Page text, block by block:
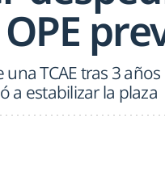
una TCAE tras 3
a estabilizar la plaza